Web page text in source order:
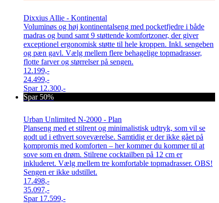
Dixxius Allie - Kontinental
Voluminøs og høj kontinentalseng med pocketfjedre i både
madras og bund samt 9 støttende komfortzoner, der giver
exceptionel ergonomisk støtte til hele kroppen. Inkl. sengeben
og pæn gavl. Vælg mellem flere behagelige topmadrasser,
flotte farver og størrelser på sengen.
12.199,-
24.499,-
Spar 12.300,-
Spar 50%
Urban Unlimited N-2000 - Plan
Planseng med et stilrent og minimalistisk udtryk, som vil se
godt ud i ethvert soveværelse. Samtidig er der ikke gået på
kompromis med komforten – her kommer du kommer til at
sove som en drøm. Stilrene cocktailben på 12 cm er
inkluderet. Vælg mellem tre komfortable topmadrasser. OBS!
Sengen er ikke udstillet.
17.498,-
35.097,-
Spar 17.599,-